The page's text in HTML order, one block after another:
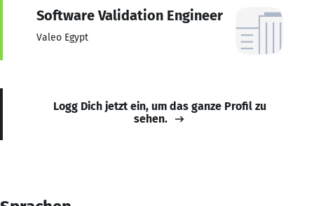
Software Validation Engineer
Valeo Egypt
Logg Dich jetzt ein, um das ganze Profil zu
sehen.